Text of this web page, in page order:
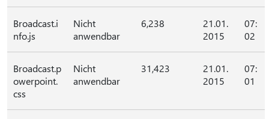
Broadcast.i
nfo.js
Nicht
anwendbar
6,238
21.01.
2015
07:
02
Broadcast.p
owerpoint.
css
Nicht
anwendbar
31,423
21.01.
2015
07:
01